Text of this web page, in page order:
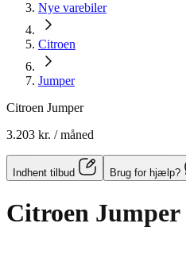
Nye varebiler
Citroen
Jumper
Citroen Jumper
3.203 kr. / måned
Indhent tilbud Brug for hjælp?
Citroen Jumper